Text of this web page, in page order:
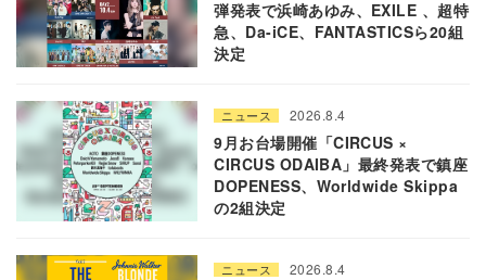
弾発表で浜崎あゆみ、EXILE 、超特
急、Da-iCE、FANTASTICSら20組
決定
ニュース 2026.8.4
9月お台場開催「CIRCUS ×
CIRCUS ODAIBA」最終発表で鎮座
DOPENESS、Worldwide Skippa
の2組決定
ニュース 2026.8.4